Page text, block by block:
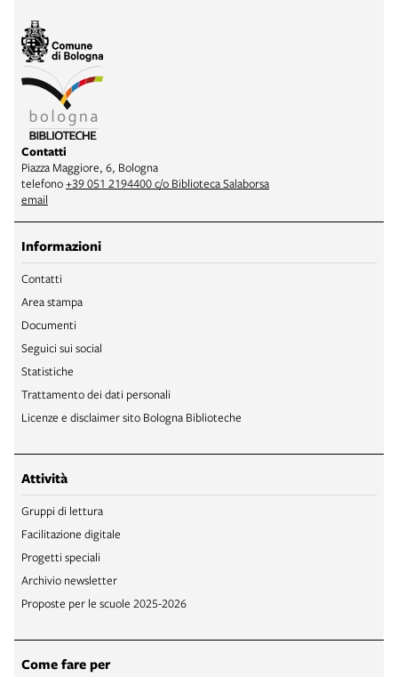
Contatti
Piazza Maggiore, 6, Bologna
telefono+39 051 2194400 c/o Biblioteca Salaborsa
email
Informazioni
Contatti
Area stampa
Documenti
Seguici sui social
Statistiche
Trattamento dei dati personali
Licenze e disclaimer sito Bologna Biblioteche
Attività
Gruppi di lettura
Facilitazione digitale
Progetti speciali
Archivio newsletter
Proposte per le scuole 2025-2026
Come fare per